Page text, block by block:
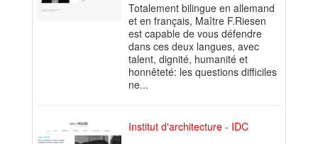
Totalement bilingue en allemand
et en français, Maître F.Riesen
est capable de vous défendre
dans ces deux langues, avec
talent, dignité, humanité et
honnêteté: les questions difficiles
ne...
Institut d'architecture - IDC